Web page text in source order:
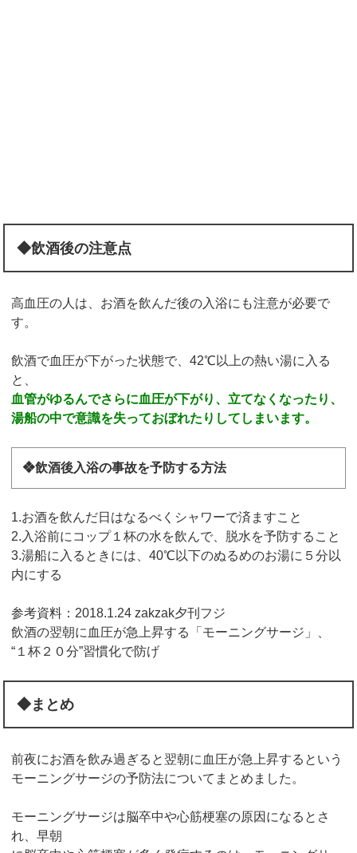
◆飲酒後の注意点
高血圧の人は、お酒を飲んだ後の入浴にも注意が必要で
す。
飲酒で血圧が下がった状態で、42℃以上の熱い湯に入る
と、
血管がゆるんでさらに血圧が下がり、立てなくなったり、
湯船の中で意識を失っておぼれたりしてしまいます。
❖飲酒後入浴の事故を予防する方法
1.お酒を飲んだ日はなるべくシャワーで済ますこと
2.入浴前にコップ１杯の水を飲んで、脱水を予防すること
3.湯船に入るときには、40℃以下のぬるめのお湯に５分以
内にする
参考資料：2018.1.24 zakzak夕刊フジ
飲酒の翌朝に血圧が急上昇する「モーニングサージ」、
“１杯２０分”習慣化で防げ
◆まとめ
前夜にお酒を飲み過ぎると翌朝に血圧が急上昇するという
モーニングサージの予防法についてまとめました。
モーニングサージは脳卒中や心筋梗塞の原因になるとさ
れ、早朝